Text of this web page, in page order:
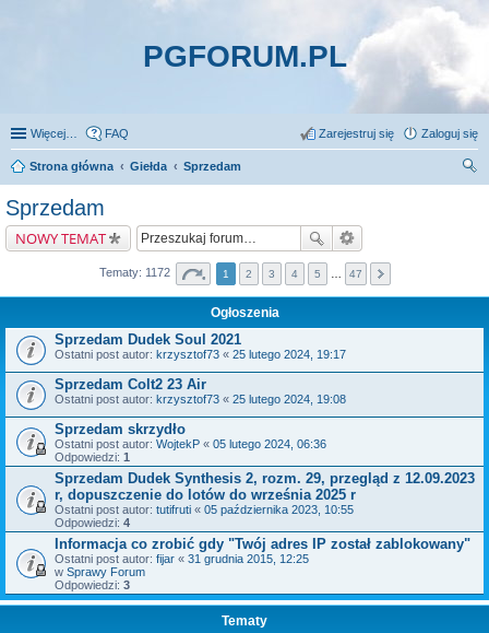
PGFORUM.PL
Więcej… FAQ Zaloguj się
Zarejestruj się
Strona główna Giełda
Sprzedam
Sprzedam
NOWY TEMAT
Tematy: 1172 1 2 3 4 5 47
Ogłoszenia
Sprzedam Dudek Soul 2021
Ostatni post autor: krzysztof73 « 25 lutego 2024, 19:17
Sprzedam Colt2 23 Air
Ostatni post autor: krzysztof73 « 25 lutego 2024, 19:08
Sprzedam skrzydło
Ostatni post autor: WojtekP « 05 lutego 2024, 06:36
Odpowiedzi: 1
Sprzedam Dudek Synthesis 2, rozm. 29, przegląd z 12.09.2023
r, dopuszczenie do lotów do września 2025 r
Ostatni post autor: tutifruti « 05 października 2023, 10:55
Odpowiedzi: 4
Informacja co zrobić gdy "Twój adres IP został zablokowany"
Ostatni post autor: fijar « 31 grudnia 2015, 12:25
w Sprawy Forum
Odpowiedzi: 3
Tematy